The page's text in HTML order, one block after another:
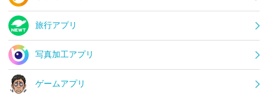
旅行アプリ
写真加工アプリ
ゲームアプリ